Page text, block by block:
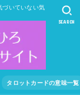
づいていない気
タロットカードの意味一覧
SEARCH